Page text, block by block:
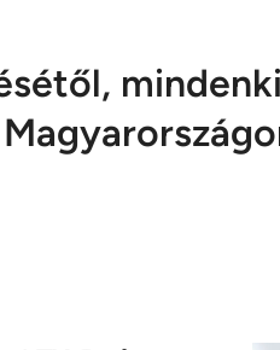
mindenki